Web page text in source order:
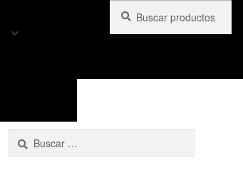
por:
Buscar: